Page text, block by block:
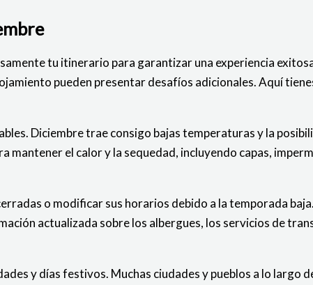
tu itinerario para garantizar una experiencia
pueden presentar desafíos adicionales. Aquí
Diciembre trae consigo bajas temperaturas y la
el calor y la sequedad, incluyendo capas,
o modificar sus horarios debido a la temporada
actualizada sobre los albergues, los servicios de
y días festivos. Muchas ciudades y pueblos a lo largo